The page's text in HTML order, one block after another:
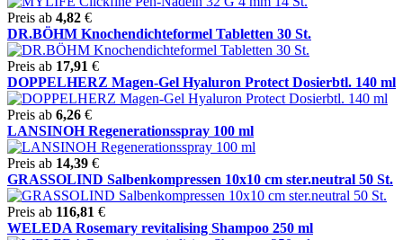
Preis ab 4,82 €
DR.BÖHM Knochendichteformel Tabletten 30 St.
Preis ab 17,91 €
DOPPELHERZ Magen-Gel Hyaluron Protect Dosierbtl. 140 ml
Preis ab 6,26 €
LANSINOH Regenerationsspray 100 ml
Preis ab 14,39 €
GRASSOLIND Salbenkompressen 10x10 cm ster.neutral 50 St.
Preis ab 116,81 €
WELEDA Rosemary revitalising Shampoo 250 ml